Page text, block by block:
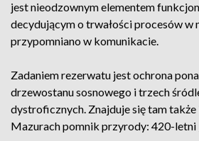
jest nieodzownym elementem
decydującym o trwałości procesów w
przypomniano w komunikacie.
Zadaniem rezerwatu jest ochrona
drzewostanu sosnowego i trzech
dystroficznych. Znajduje się tam także
Mazurach pomnik przyrody: 420-letni